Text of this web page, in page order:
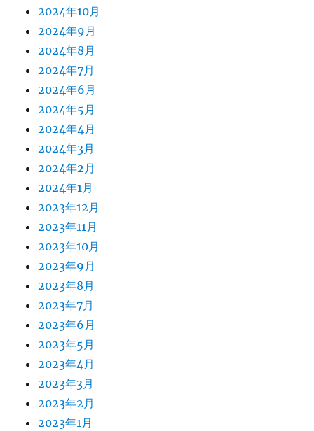
2024年10月
2024年9月
2024年8月
2024年7月
2024年6月
2024年5月
2024年4月
2024年3月
2024年2月
2024年1月
2023年12月
2023年11月
2023年10月
2023年9月
2023年8月
2023年7月
2023年6月
2023年5月
2023年4月
2023年3月
2023年2月
2023年1月